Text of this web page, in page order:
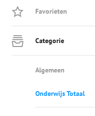
Favorieten
Categorie
Algemeen
Onderwijs Totaal